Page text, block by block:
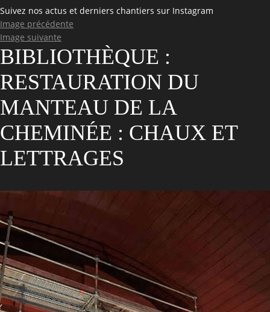
Suivez nos actus et derniers chantiers sur Instagram
Image précédente
Image suivante
BIBLIOTHÈQUE :
RESTAURATION DU
MANTEAU DE LA
CHEMINÉE : CHAUX ET
LETTRAGES